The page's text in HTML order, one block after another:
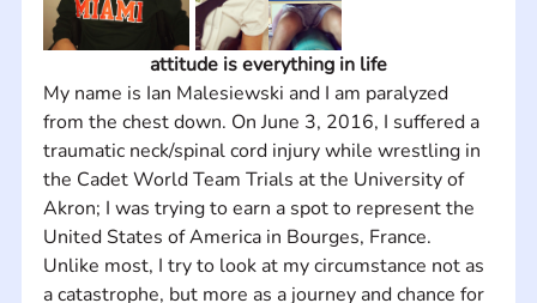
attitude is everything in life
My name is Ian Malesiewski and I am paralyzed
from the chest down. On June 3, 2016, I suffered a
traumatic neck/spinal cord injury while wrestling in
the Cadet World Team Trials at the University of
Akron; I was trying to earn a spot to represent the
United States of America in Bourges, France.
Unlike most, I try to look at my circumstance not as
a catastrophe, but more as a journey and chance for